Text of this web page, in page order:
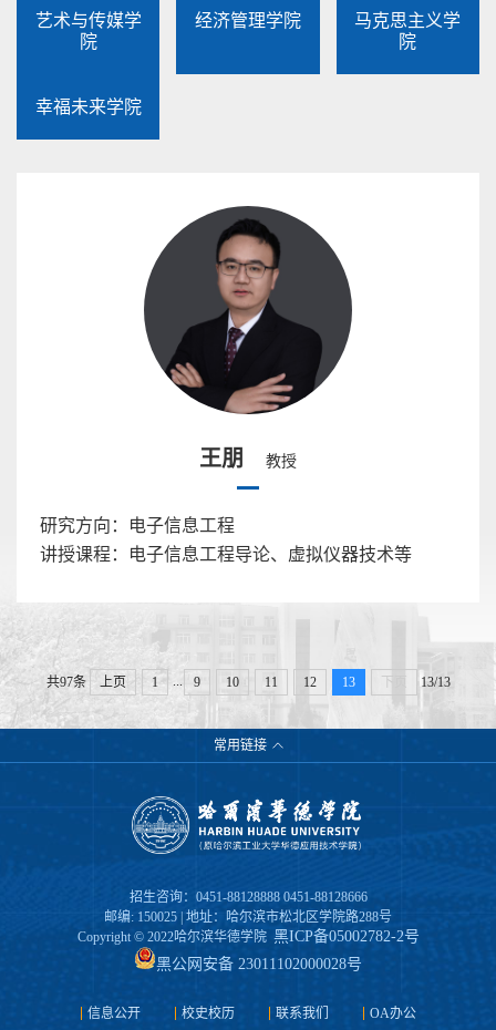
艺术与传媒学
院
经济管理学院
马克思主义学
院
幸福未来学院
王朋 教授
研究方向：电子信息工程
讲授课程：电子信息工程导论、虚拟仪器技术等
共97条 上页 1 9 10 11 12 13 下页 13/13
常用链接
招生咨询：0451-88128888 0451-88128666
邮编: 150025 | 地址：哈尔滨市松北区学院路288号
Copyright © 2022哈尔滨华德学院 黑ICP备05002782-2号
黑公网安备 23011102000028号
信息公开 校史校历 联系我们 OA办公